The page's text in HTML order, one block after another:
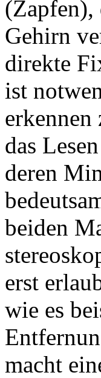
(Zapfen),
Gehirn
direkte
ist
das
deren
beiden
erst
wie es
macht